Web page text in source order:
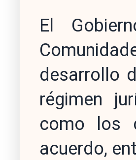
El
desarrollo
régimen
como los
acuerdo,